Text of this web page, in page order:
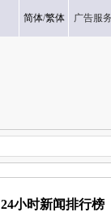
简体/繁体 广告服务
24小时新闻排行榜